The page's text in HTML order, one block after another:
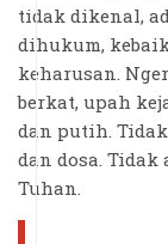
tidak dikenal,
dihukum,
keharusan.
berkat, upah
dan putih.
dan dosa. Tidak
Tuhan.